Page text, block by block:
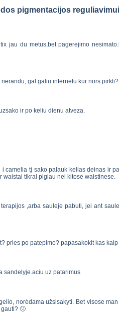
pigmentacijos
jau du metus,bet pagerejimo
gal galiu internetu kur nors pirkti?
ir po keliu dienu atveza.
camelia tj sako palauk kelias deinas ir
waistai tikrai pigiau nei kitose waistinese.
,arba sauleje pabuti, jei ant
pries po patepimo? papasakokit kas
sandelyje.aciu uz patarimus
norėdama užsisakyti. Bet visose
🙁